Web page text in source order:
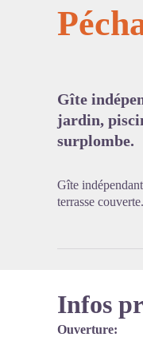
Gîte
jardin,
surplombe.
Gîte
terrasse
Infos
Ouverture: